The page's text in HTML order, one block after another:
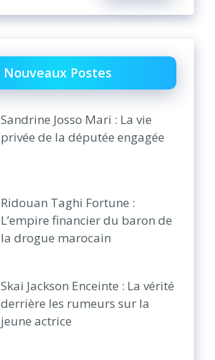
Nouveaux Postes
Sandrine Josso Mari : La vie
privée de la députée engagée
Ridouan Taghi Fortune :
L’empire financier du baron de
la drogue marocain
Skai Jackson Enceinte : La vérité
derrière les rumeurs sur la
jeune actrice